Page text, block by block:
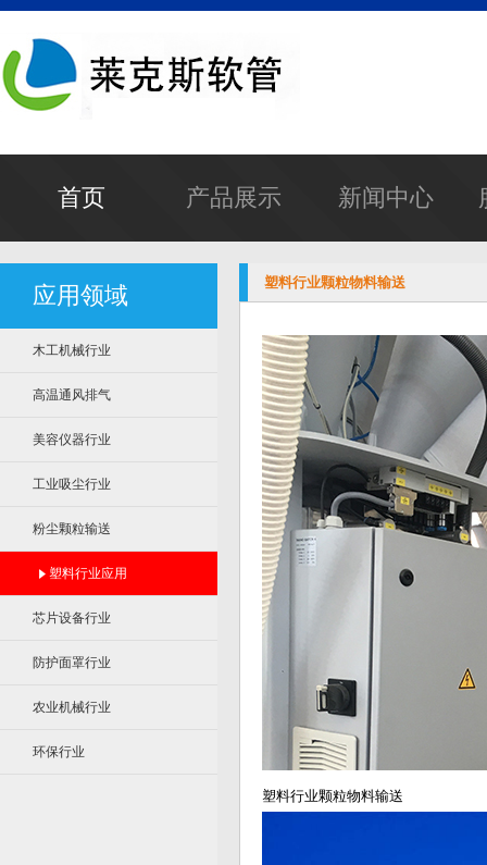
首页 产品展示 新闻中心
应用领域
木工机械行业
高温通风排气
美容仪器行业
工业吸尘行业
粉尘颗粒输送
塑料行业应用
芯片设备行业
防护面罩行业
农业机械行业
环保行业
塑料行业颗粒物料输送
塑料行业颗粒物料输送